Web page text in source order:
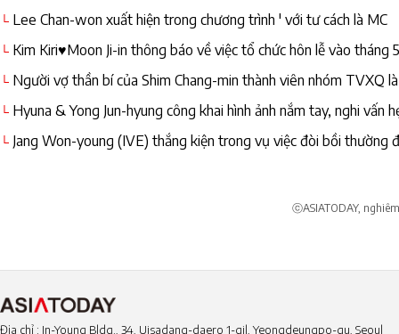
└ Lee Chan-won xuất hiện trong chương trình ' với tư cách là MC
└ Kim Kiri♥Moon Ji-in thông báo về việc tổ chức hôn lễ vào tháng
└ Người vợ thần bí của Shim Chang-min thành viên nhóm TVXQ
hyun
└ Hyuna & Yong Jun-hyung công khai hình ảnh nắm tay, nghi vấn
└ Jang Won-young (IVE) thắng kiện trong vụ việc đòi bồi thường
ⓒASIATODAY,
Địa chỉ : In-Young Bldg., 34, Uisadang-daero 1-gil, Yeongdeungpo-gu, Seoul